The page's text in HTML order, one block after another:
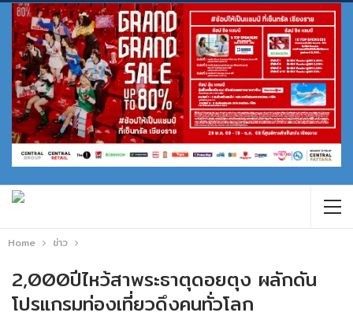
Home ข่าว
2,000ปีไหว้สาพระธาตุดอยตุง ผลักดัน
โปรแกรมท่องเที่ยวดึงคนทั่วโลก